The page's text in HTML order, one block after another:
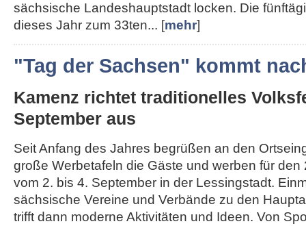
sächsische Landeshauptstadt locken. Die
dieses Jahr zum 33ten... [mehr]
"Tag der Sachsen" kommt
Kamenz richtet traditionelles
September aus
Seit Anfang des Jahres begrüßen an den
große Werbetafeln die Gäste und werben für den
vom 2. bis 4. September in der Lessingstadt.
sächsische Vereine und Verbände zu den
trifft dann moderne Aktivitäten und Ideen. Von